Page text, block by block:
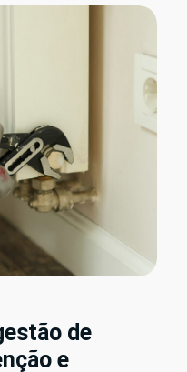
de
e